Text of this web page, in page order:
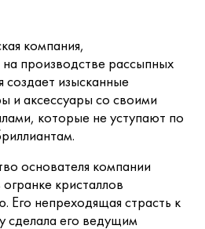
компания,
производстве рассыпных
создает изысканные
и аксессуары cо своими
которые не уступают по
основателя компании
кристаллов
Его непреходящая страсть к
сделала его ведущим